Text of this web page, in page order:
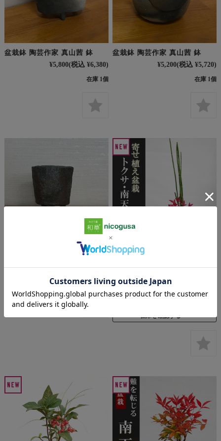
盆栽鉢 陶芸作家 真山茜 鉢
¥5,800(税込 ¥6,380)
在庫 1個
盆栽鉢 陶芸作家 真山茜 鉢
¥5,200(税込 ¥5,720)
在庫 1個
盆栽鉢 陶芸作家 真山茜 鉢
在庫 1個
送料無料 寄せ植え盆栽 トクサ
木賊 なんてん ナンテン 盆栽
ぼんさい ミニ盆栽 BONSAI ボ
ンサイ
¥5,000
在庫を確認する